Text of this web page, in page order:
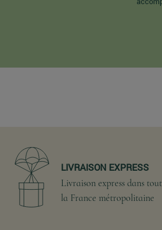
LIVRAISON EXPRESS
Livraison express dans
la France métropolitaine